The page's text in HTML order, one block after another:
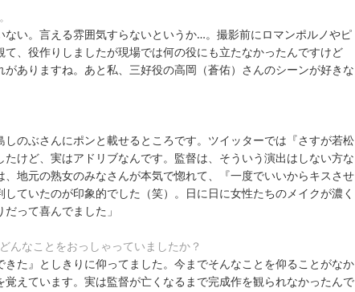
ない。言える雰囲気すらないというか…。撮影前にロマンポルノやピ
て、役作りしましたが現場では何の役にも立たなかったんですけど
がありますね。あと私、三好役の高岡（蒼佑）さんのシーンが好きな
しのぶさんにポンと載せるところです。ツイッターでは『さすが若松
たけど、実はアドリブなんです。監督は、そういう演出はしない方な
地元の熟女のみなさんが本気で惚れて、『一度でいいからキスさせ
ていたのが印象的でした（笑）。日に日に女性たちのメイクが濃く
って喜んでました」
んなことをおっしゃっていましたか？
きた』としきりに仰ってました。今までそんなことを仰ることがなか
覚えています。実は監督が亡くなるまで完成作を観られなかったんで